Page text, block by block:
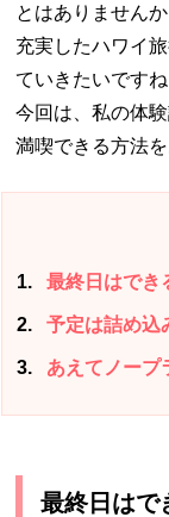
とはありませんか
充実したハワイ
ていきたいですね
今回は、私の体
満喫できる方法
1 最終日はでき
2 予定は詰め込
3 あえてノープ
最終日はで